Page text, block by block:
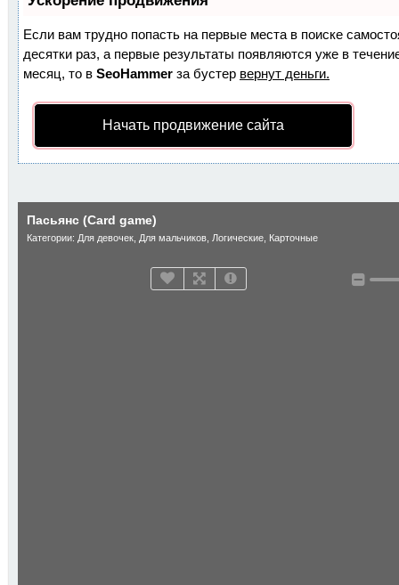
Если вам трудно попасть на первые места в поиске
десятки раз, а первые результаты появляются уже в
месяц, то в SeoHammer за бустер вернут деньги.
Начать продвижение сайта
Пасьянс (Card game)
Категории: Для девочек Для мальчиков Логические Карточные